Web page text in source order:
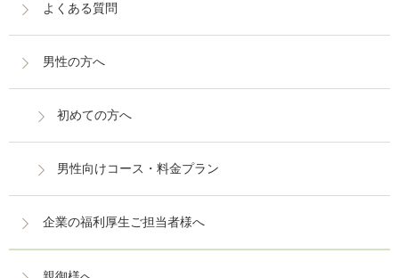
よくある質問
男性の方へ
初めての方へ
男性向けコース・料金プラン
企業の福利厚生ご担当者様へ